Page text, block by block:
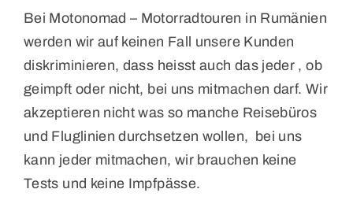
Bei Motonomad – Motorradtouren in Rumänien
werden wir auf keinen Fall unsere Kunden
diskriminieren, dass heisst auch das jeder , ob
geimpft oder nicht, bei uns mitmachen darf. Wir
akzeptieren nicht was so manche Reisebüros
und Fluglinien durchsetzen wollen, bei uns
kann jeder mitmachen, wir brauchen keine
Tests und keine Impfpässe.